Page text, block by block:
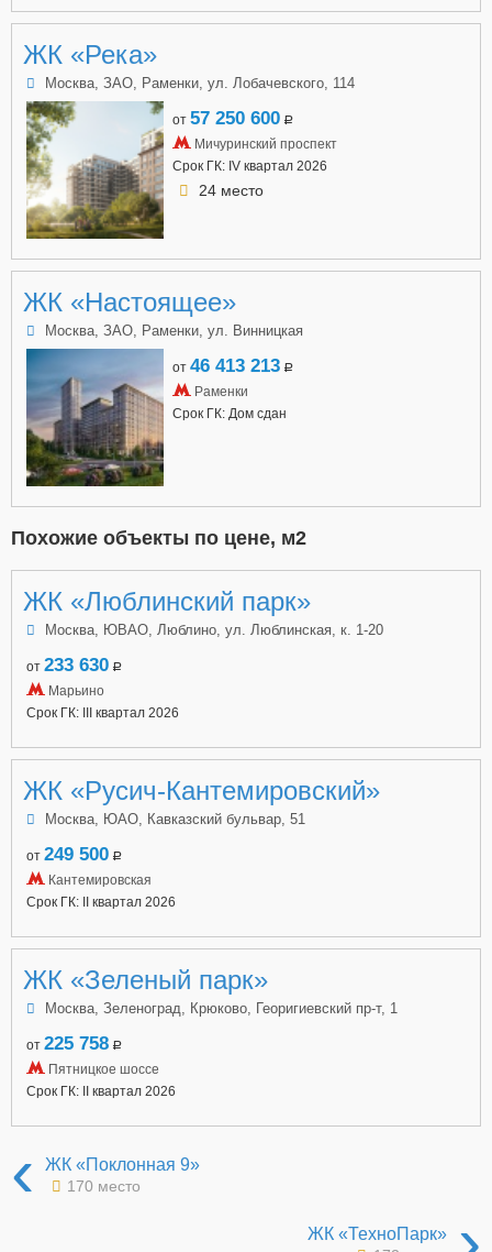
ЖК «Река»
Москва, ЗАО, Раменки, ул. Лобачевского, 114
от 57 250 600 a
Мичуринский проспект
Срок ГК: IV квартал 2026
24 место
ЖК «Настоящее»
Москва, ЗАО, Раменки, ул. Винницкая
от 46 413 213 a
Раменки
Срок ГК: Дом сдан
Похожие объекты по цене, м2
ЖК «Люблинский парк»
Москва, ЮВАО, Люблино, ул. Люблинская, к. 1-20
от 233 630 a
Марьино
Срок ГК: III квартал 2026
ЖК «Русич-Кантемировский»
Москва, ЮАО, Кавказский бульвар, 51
от 249 500 a
Кантемировская
Срок ГК: II квартал 2026
ЖК «Зеленый парк»
Москва, Зеленоград, Крюково, Георигиевский пр-т, 1
от 225 758 a
Пятницкое шоссе
Срок ГК: II квартал 2026
‹ ЖК «Поклонная 9»
170 место
ЖК «ТехноПарк»